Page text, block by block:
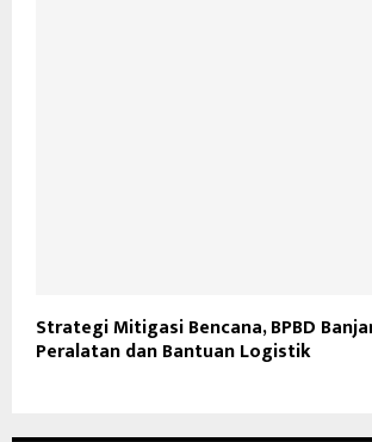
Strategi Mitigasi Bencana, BPBD
Peralatan dan Bantuan Logistik